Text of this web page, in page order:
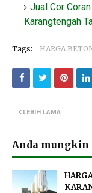
Jual Cor
Karangtengah
Tags: HARGA
LEBIH LAMA
Anda